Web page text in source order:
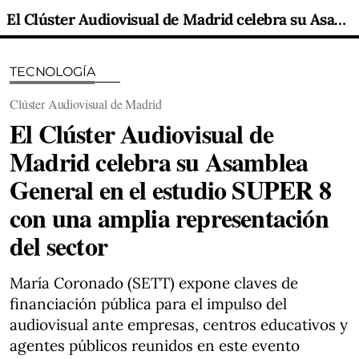
El Clúster Audiovisual de Madrid celebra su Asamblea General en el estudio SUPER 8 con una amplia representación del sector
TECNOLOGÍA
Clúster Audiovisual de Madrid
El Clúster Audiovisual de
Madrid celebra su Asamblea
General en el estudio SUPER 8
con una amplia representación
del sector
María Coronado (SETT) expone claves de
financiación pública para el impulso del
audiovisual ante empresas, centros educativos y
agentes públicos reunidos en este evento